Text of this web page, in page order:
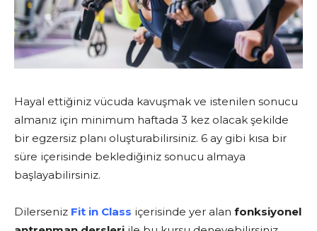
Hayal ettiğiniz vücuda kavuşmak ve istenilen sonucu
almanız için minimum haftada 3 kez olacak şekilde
bir egzersiz planı oluşturabilirsiniz. 6 ay gibi kısa bir
süre içerisinde beklediğiniz sonucu almaya
başlayabilirsiniz.
Dilerseniz Fit in Class içerisinde yer alan fonksiyonel